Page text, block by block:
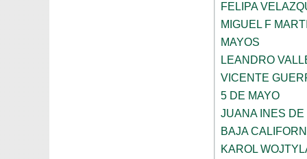
FELIPA
MIGUEL F
MAYOS
LEANDRO
VICENTE
5 DE MAYO
JUANA INES DE
BAJA
KAROL